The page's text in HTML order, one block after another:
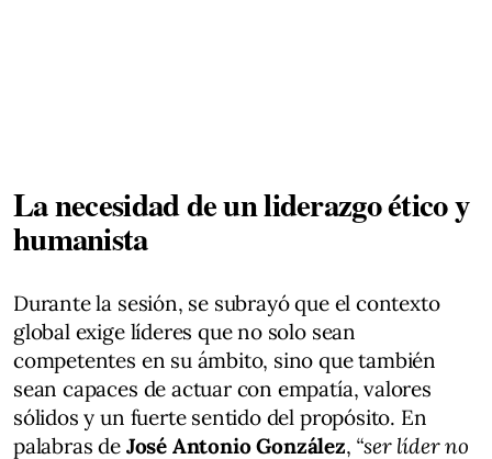
La necesidad de un liderazgo ético y
humanista
Durante la sesión, se subrayó que el contexto
global exige líderes que no solo sean
competentes en su ámbito, sino que también
sean capaces de actuar con empatía, valores
sólidos y un fuerte sentido del propósito. En
palabras de José Antonio González, “ser líder no